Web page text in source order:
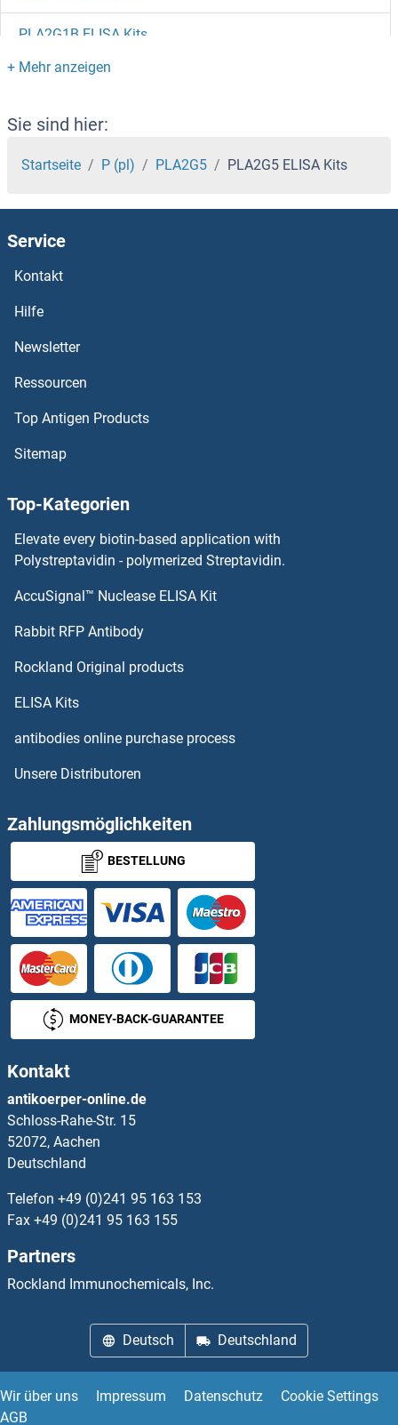
PLA2G1B ELISA Kits
PLA2G12B ELISA Kits
PLA2G12A ELISA Kits
PLA2G10 ELISA Kits
PLA1A ELISA Kits
PKN1 ELISA Kits
PKM2 ELISA Kits
PKM ELISA Kits
PKLR ELISA Kits
PKIB ELISA Kits
PKIA ELISA Kits
PKD2 ELISA Kits
PLA2G6 ELISA Kits
PLA2R1 ELISA Kits
PLAA ELISA Kits
PLAC1 ELISA Kits
PLAGL1 ELISA Kits
PLAGL2 ELISA Kits
Plakophilin 1 ELISA Kits
Plakophilin 2 ELISA Kits
PLAP ELISA Kits
Plasmin ELISA Kits
PLAT ELISA Kits
Platelet activating factor ELISA Kits
Platelet Factor 4 ELISA Kits
PLAU ELISA Kits
Sie sind hier:
Startseite P (pl) PLA2G5 PLA2G5 ELISA Kits
Service
Kontakt
Hilfe
Newsletter
Ressourcen
Top Antigen Products
Sitemap
Top-Kategorien
Elevate every biotin-based application with
Polystreptavidin - polymerized Streptavidin.
AccuSignal™ Nuclease ELISA Kit
Rabbit RFP Antibody
Rockland Original products
ELISA Kits
antibodies online purchase process
Unsere Distributoren
Zahlungsmöglichkeiten
BESTELLUNG
MONEY-BACK-GUARANTEE
Kontakt
antikoerper-online.de
Schloss-Rahe-Str. 15
52072, Aachen
Deutschland
Telefon +49 (0)241 95 163 153
Fax +49 (0)241 95 163 155
Partners
Rockland Immunochemicals, Inc.
Deutsch Deutschland
Wir über uns Impressum Datenschutz
Cookie Settings
AGB